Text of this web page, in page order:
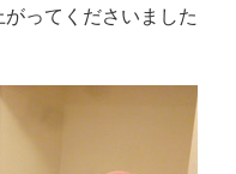
ってくださいました